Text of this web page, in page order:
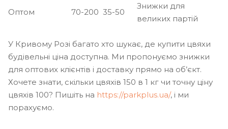
Оптом
70-200 35-50
Знижки для
великих партій
У Кривому Розі багато хто шукає, де купити цвяхи
будівельні ціна доступна. Ми пропонуємо знижки
для оптових клієнтів і доставку прямо на об’єкт.
Хочете знати, скільки цвяхів 150 в 1 кг чи точну ціну
цвяхів 100? Пишіть на https://parkplus.ua/, і ми
порахуємо.